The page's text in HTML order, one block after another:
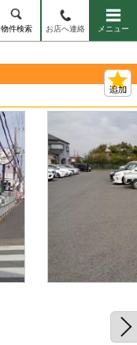
物件検索 お店へ連絡 メニュー